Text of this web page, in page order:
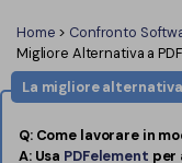
Home > Confronto
Migliore Alternativa a
La migliore
Q: Come lavorare in
A: Usa PDFelement per